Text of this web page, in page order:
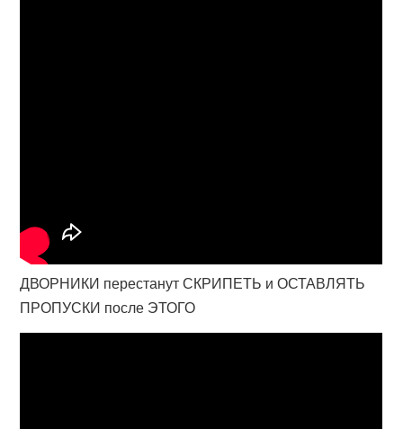
ДВОРНИКИ перестанут СКРИПЕТЬ и ОСТАВЛЯТЬ
ПРОПУСКИ после ЭТОГО